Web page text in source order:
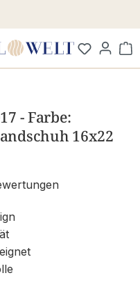
- Farbe:
16x22